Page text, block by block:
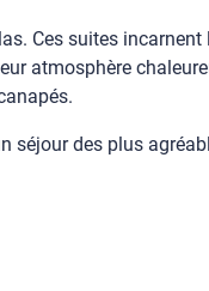
Ces suites
atmosphère
séjour des plus